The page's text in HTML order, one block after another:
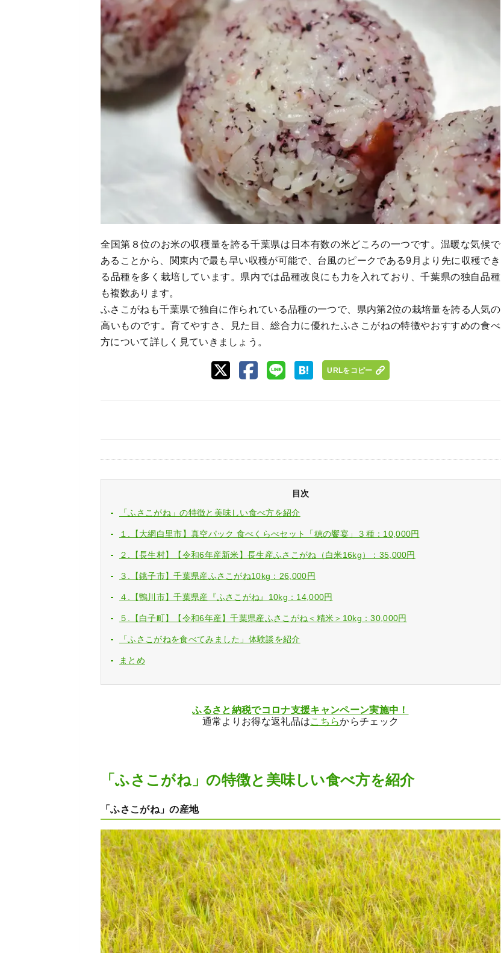
全国第８位のお米の収穫量を誇る千葉県は日本有数の米どころの一つです。温暖な気候で
あることから、関東内で最も早い収穫が可能で、台風のピークである9月より先に収穫でき
る品種を多く栽培しています。県内では品種改良にも力を入れており、千葉県の独自品種
も複数あります。
ふさこがねも千葉県で独自に作られている品種の一つで、県内第2位の栽培量を誇る人気の
高いものです。育てやすさ、見た目、総合力に優れたふさこがねの特徴やおすすめの食べ
方について詳しく見ていきましょう。
URLをコピー
目次
「ふさこがね」の特徴と美味しい食べ方を紹介
１.【大網白里市】真空パック 食べくらべセット「穂の饗宴」３種：10,000円
２.【長生村】【令和6年産新米】長生産ふさこがね（白米16kg）：35,000円
３.【銚子市】千葉県産ふさこがね10kg：26,000円
４.【鴨川市】千葉県産『ふさこがね』10kg：14,000円
５.【白子町】【令和6年産】千葉県産ふさこがね＜精米＞10kg：30,000円
「ふさこがねを食べてみました」体験談を紹介
まとめ
ふるさと納税でコロナ支援キャンペーン実施中！
通常よりお得な返礼品はこちらからチェック
「ふさこがね」の特徴と美味しい食べ方を紹介
「ふさこがね」の産地